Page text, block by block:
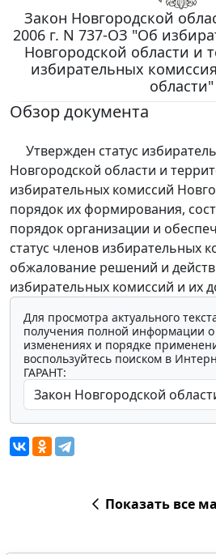
Закон Новгородской
2006 г. N 737-ОЗ "Об
Новгородской области и
избирательных
области"
Обзор документа
Утвержден статус
Новгородской области и
избирательных комиссий
порядок их формирования,
порядок организации и
статус членов избирательных
обжалование решений и
избирательных комиссий и их
Для просмотра актуального
получения полной информации о
изменениях и порядке
воспользуйтесь поиском в
ГАРАНТ:
Показать все